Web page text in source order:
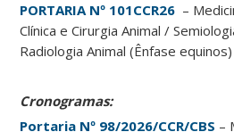
PORTARIA Nº 101CCR26 –
Clínica e Cirurgia Animal /
Radiologia Animal (Ênfase
Cronogramas:
Portaria Nº 98/2026/CCR/CBS –